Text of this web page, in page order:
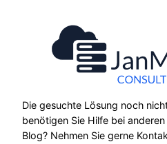
Die gesuchte Lösung noch
benötigen Sie Hilfe bei
Blog? Nehmen Sie gerne